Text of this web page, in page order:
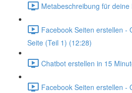
Metabeschreibung für
Facebook Seiten erstellen -
Seite (Teil 1) (12:28)
Chatbot erstellen in 15
Facebook Seiten erstellen -